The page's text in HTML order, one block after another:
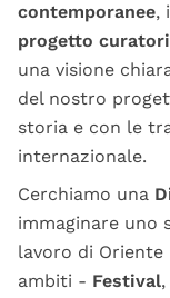
contemporanee,
progetto
una visione
del nostro
storia e con le
internazionale.
Cerchiamo una
immaginare uno
lavoro di
ambiti - Festival,